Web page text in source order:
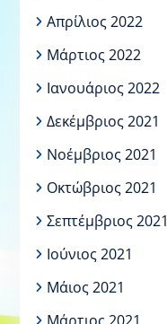
Απρίλιος 2022
Μάρτιος 2022
Ιανουάριος 2022
Δεκέμβριος 2021
Νοέμβριος 2021
Οκτώβριος 2021
Σεπτέμβριος 2021
Ιούνιος 2021
Μάιος 2021